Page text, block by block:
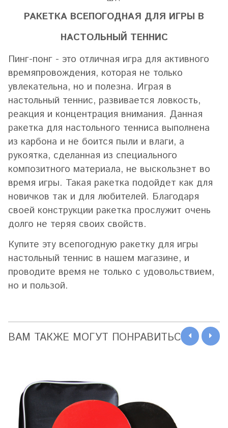
РАКЕТКА ВСЕПОГОДНАЯ ДЛЯ ИГРЫ В
НАСТОЛЬНЫЙ ТЕННИС
Пинг-понг - это отличная игра для активного
времяпровождения, которая не только
увлекательна, но и полезна. Играя в
настольный теннис, развивается ловкость,
реакция и концентрация внимания. Данная
ракетка для настольного тенниса выполнена
из карбона и не боится пыли и влаги, а
рукоятка, сделанная из специального
композитного материала, не выскользнет во
время игры. Такая ракетка подойдет как для
новичков так и для любителей. Благодаря
своей конструкции ракетка прослужит очень
долго не теряя своих свойств.
Купите эту всепогодную ракетку для игры
настольный теннис в нашем магазине, и
проводите время не только с удовольствием,
но и пользой.
ВАМ ТАКЖЕ МОГУТ ПОНРАВИТЬСЯ